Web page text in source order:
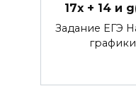
17x + 14 и
Задание ЕГЭ